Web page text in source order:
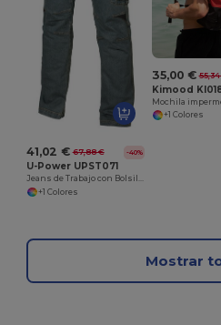
41,02 € 67,88 € -40%
U-Power UPST071
Jeans de Trabajo con Bolsillos Múltiples y Estiramiento
+1 Colores
35,00 €
Kimood
+1 Colores
Mostrar